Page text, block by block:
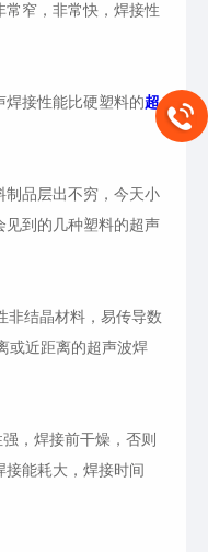
常窄，非常快，焊接性
接性能比硬塑料的超
品层出不穷，今天小
见到的几种塑料的超声
结晶材料，易传导数
或近距离的超声波焊
，焊接前干燥，否则
接能耗大，焊接时间